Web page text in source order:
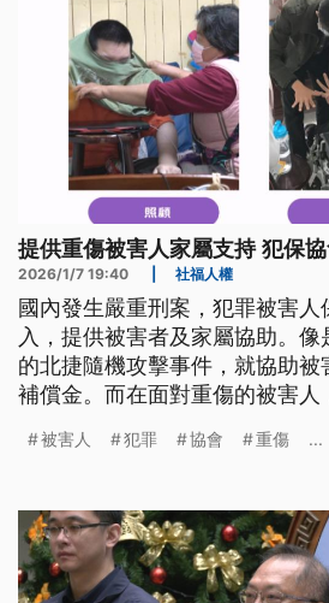
提供重傷被害人家屬支持 犯保
2026/1/7 19:40 社福人權
國內發生嚴重刑案，犯罪被害人
入，提供被害者及家屬協助。
的北捷隨機攻擊事件，就協助
補償金。而在面對重傷的被害人
定了計畫補助抽痰機、義肢等
被害人 犯罪 協會 重傷 ...